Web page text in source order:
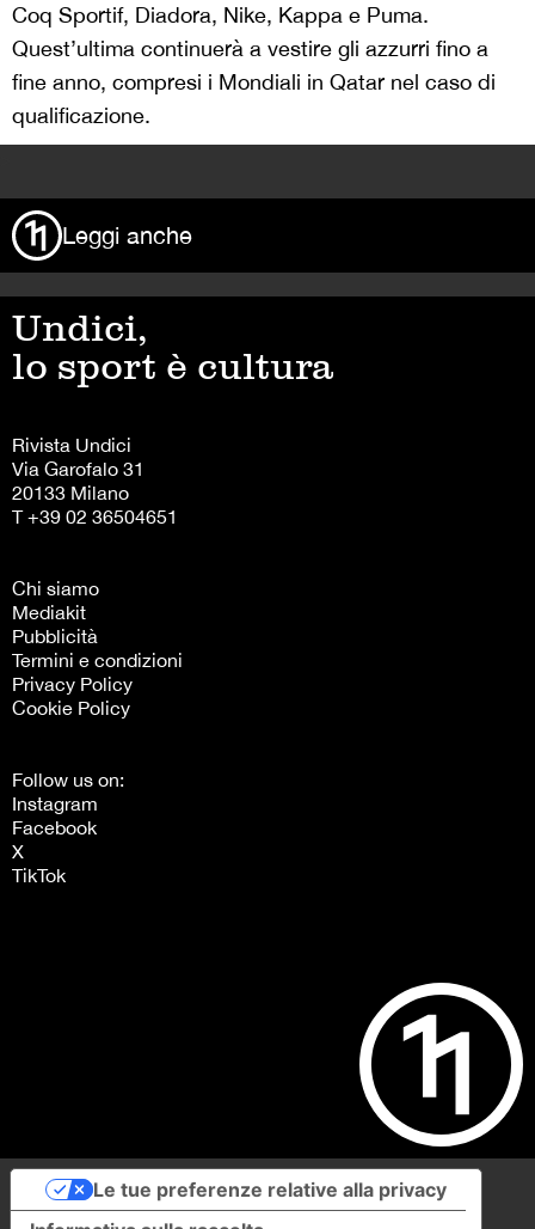
Coq Sportif, Diadora, Nike, Kappa e Puma.
Quest’ultima continuerà a vestire gli azzurri fino a
fine anno, compresi i Mondiali in Qatar nel caso di
qualificazione.
Leggi anche
Undici,
lo sport è cultura
Rivista Undici
Via Garofalo 31
20133 Milano
T +39 02 36504651
Chi siamo
Mediakit
Pubblicità
Termini e condizioni
Privacy Policy
Cookie Policy
Follow us on:
Instagram
Facebook
X
TikTok
Le tue preferenze relative alla privacy